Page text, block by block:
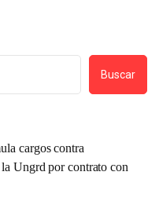
Buscar
cargos contra
Ungrd por contrato con